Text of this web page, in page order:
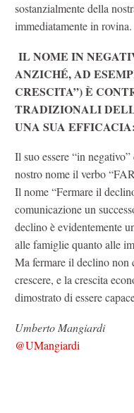
sostanzialmente della
immediatamente in rovina.
IL NOME IN
ANZICHÉ, AD
CRESCITA”) È
TRADIZIONALI
UNA SUA
Il suo essere “in
nostro nome il verbo
Il nome “Fermare il
comunicazione un
declino è evidentemente
alle famiglie quanto alle
Ma fermare il declino non
crescere, e la crescita
dimostrato di essere
Umberto Mangiardi
@UMangiardi